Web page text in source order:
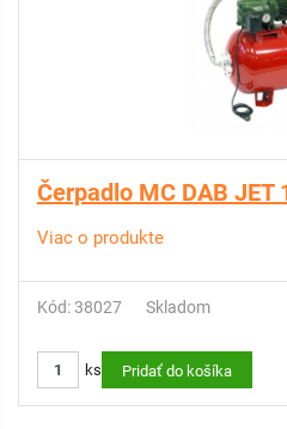
Čerpadlo MC DAB JET
Viac o produkte
Kód: 38027 Skladom
ks Pridať do košíka